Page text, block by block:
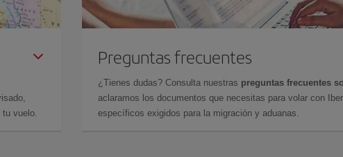
tu vuelo.
Preguntas frecuentes
¿Tienes dudas? Consulta nuestras preguntas frecuentes
aclaramos los documentos que necesitas para volar con
específicos exigidos para la migración y aduanas.